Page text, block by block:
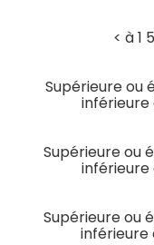
< à 1
Supérieure ou
inférieure
Supérieure ou
inférieure
Supérieure ou
inférieure